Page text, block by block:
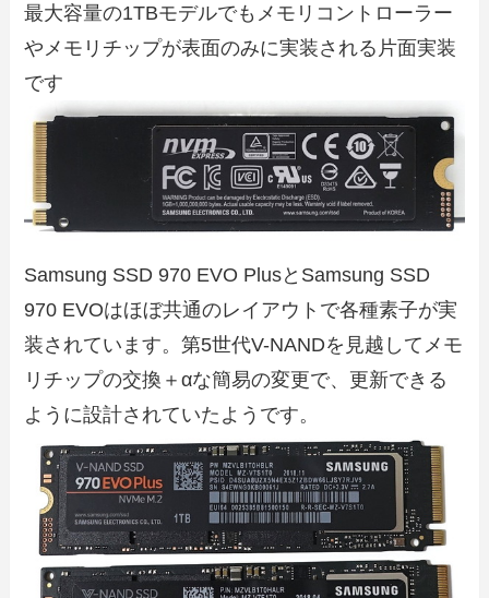
最大容量の1TBモデルでもメモリコントローラー
やメモリチップが表面のみに実装される片面実装
です
Samsung SSD 970 EVO PlusとSamsung SSD
970 EVOはほぼ共通のレイアウトで各種素子が実
装されています。第5世代V-NANDを見越してメモ
リチップの交換＋αな簡易の変更で、更新できる
ように設計されていたようです。